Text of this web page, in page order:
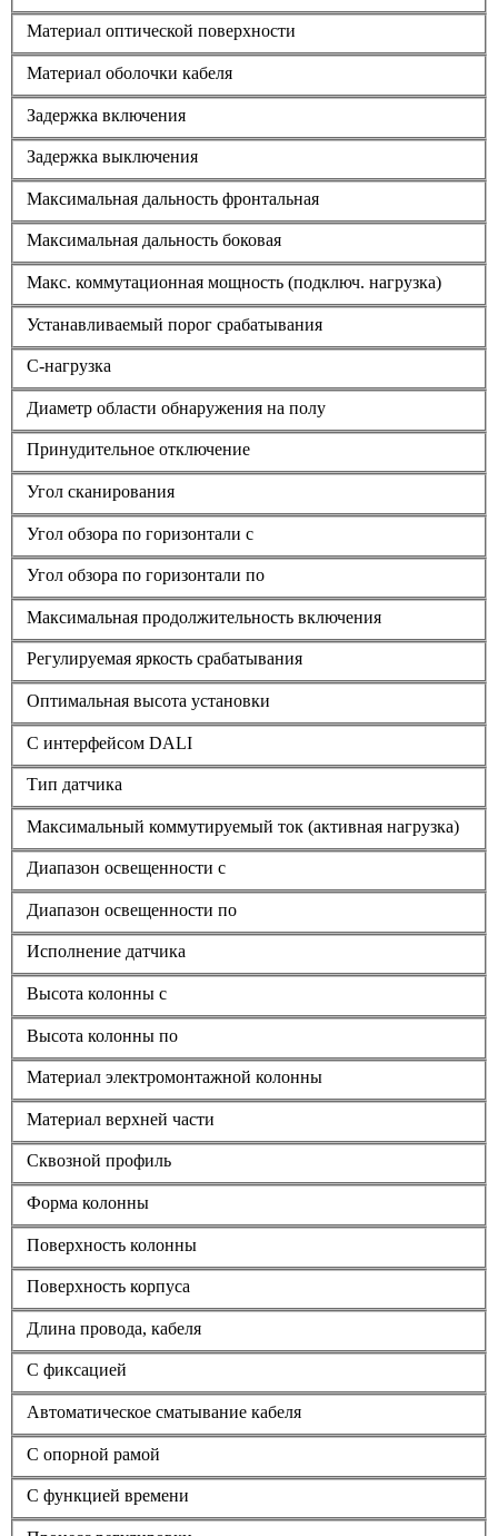
Материал оптической поверхности
Материал оболочки кабеля
Задержка включения
Задержка выключения
Максимальная дальность фронтальная
Максимальная дальность боковая
Макс. коммутационная мощность (подключ. нагрузка)
Устанавливаемый порог срабатывания
C-нагрузка
Диаметр области обнаружения на полу
Принудительное отключение
Угол сканирования
Угол обзора по горизонтали с
Угол обзора по горизонтали по
Максимальная продолжительность включения
Регулируемая яркость срабатывания
Оптимальная высота установки
С интерфейсом DALI
Тип датчика
Максимальный коммутируемый ток (активная нагрузка)
Диапазон освещенности с
Диапазон освещенности по
Исполнение датчика
Высота колонны с
Высота колонны по
Материал электромонтажной колонны
Материал верхней части
Сквозной профиль
Форма колонны
Поверхность колонны
Поверхность корпуса
Длина провода, кабеля
С фиксацией
Автоматическое сматывание кабеля
С опорной рамой
С функцией времени